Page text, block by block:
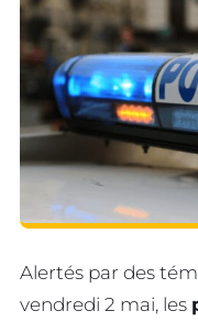
Alertés par des
vendredi 2 mai, les